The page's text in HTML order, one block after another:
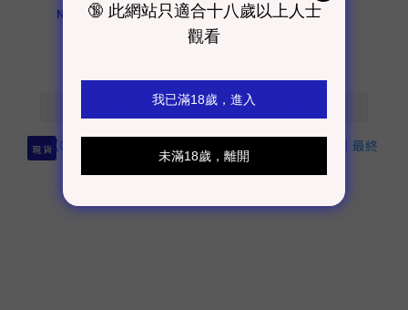
NT$910 ~ NT$14,000
NT$27,990
現 貨 現 貨